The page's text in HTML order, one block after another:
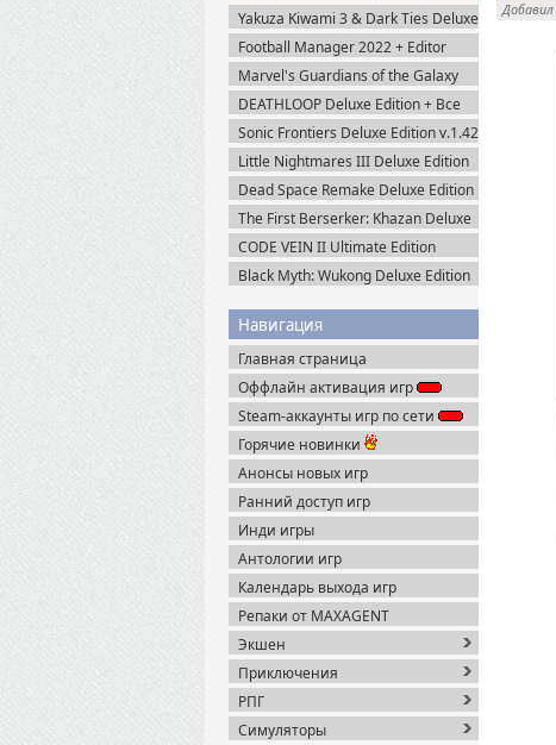
Yakuza Kiwami 3 & Dark Ties Deluxe
Edition (2026) Steam-Rip
Football Manager 2022 + Editor
(2021) Steam-Rip
Marvel's Guardians of the Galaxy
Deluxe Edition (2021) Steam-Rip
DEATHLOOP Deluxe Edition + Все
DLC (2021) Пиратка
Sonic Frontiers Deluxe Edition v.1.42
+ Все DLC (2022) Пиратка
Little Nightmares III Deluxe Edition
+ Все DLC (2025) Пиратка
Dead Space Remake Deluxe Edition
(2023) Пиратка
The First Berserker: Khazan Deluxe
Edition (2025) Пиратка
CODE VEIN II Ultimate Edition
(2026) Steam-Rip
Black Myth: Wukong Deluxe Edition
Навигация
Главная страница
Оффлайн активация игр
Steam-аккаунты игр по сети
Горячие новинки
Анонсы новых игр
Ранний доступ игр
Инди игры
Антологии игр
Календарь выхода игр
Репаки от MAXAGENT
Экшен
Приключения
РПГ
Симуляторы
Добавил